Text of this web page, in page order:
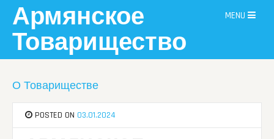
content
Армянское
Товарищество
MENU
О Товариществе
POSTED ON 03.01.2024